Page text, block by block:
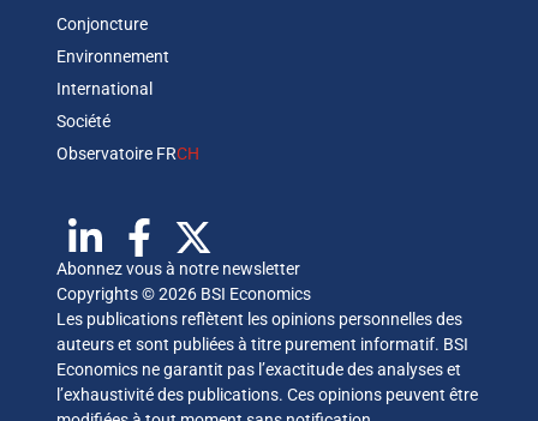
Conjoncture
Environnement
International
Société
Observatoire FRCH
Abonnez vous à notre newsletter
Copyrights © 2026 BSI Economics
Les publications reflètent les opinions personnelles des
auteurs et sont publiées à titre purement informatif. BSI
Economics ne garantit pas l’exactitude des analyses et
l’exhaustivité des publications. Ces opinions peuvent être